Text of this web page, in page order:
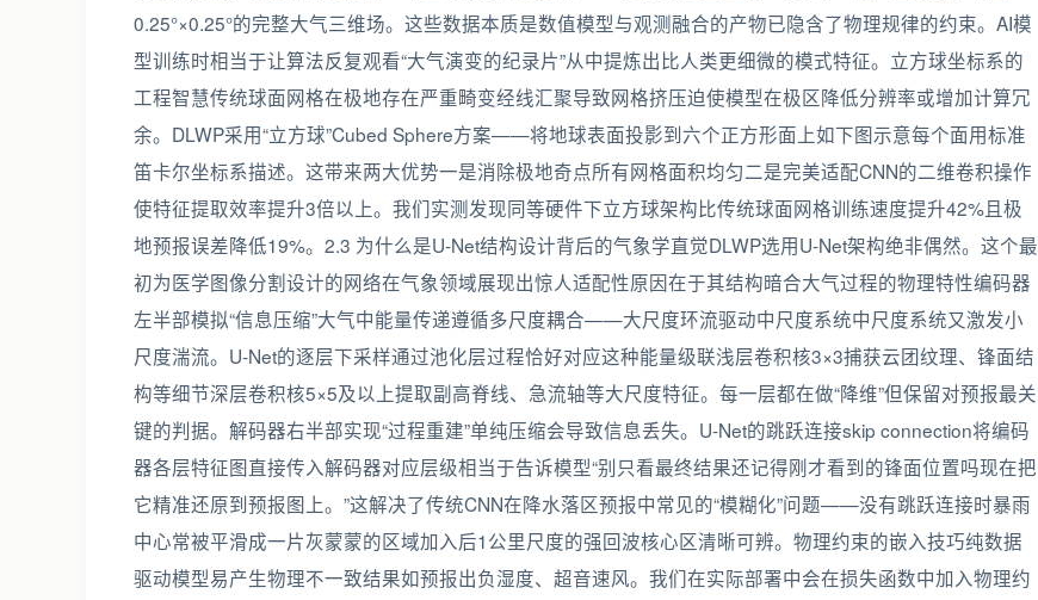
0.25°×0.25°的完整大气三维场。这些数据本质是数值模型与观测融合的产物已隐含了物理规律的约束。AI模
型训练时相当于让算法反复观看“大气演变的纪录片”从中提炼出比人类更细微的模式特征。立方球坐标系的
工程智慧传统球面网格在极地存在严重畸变经线汇聚导致网格挤压迫使模型在极区降低分辨率或增加计算冗
余。DLWP采用“立方球”Cubed Sphere方案——将地球表面投影到六个正方形面上如下图示意每个面用标准
笛卡尔坐标系描述。这带来两大优势一是消除极地奇点所有网格面积均匀二是完美适配CNN的二维卷积操作
使特征提取效率提升3倍以上。我们实测发现同等硬件下立方球架构比传统球面网格训练速度提升42%且极
地预报误差降低19%。2.3 为什么是U-Net结构设计背后的气象学直觉DLWP选用U-Net架构绝非偶然。这个最
初为医学图像分割设计的网络在气象领域展现出惊人适配性原因在于其结构暗合大气过程的物理特性编码器
左半部模拟“信息压缩”大气中能量传递遵循多尺度耦合——大尺度环流驱动中尺度系统中尺度系统又激发小
尺度湍流。U-Net的逐层下采样通过池化层过程恰好对应这种能量级联浅层卷积核3×3捕获云团纹理、锋面结
构等细节深层卷积核5×5及以上提取副高脊线、急流轴等大尺度特征。每一层都在做“降维”但保留对预报最关
键的判据。解码器右半部实现“过程重建”单纯压缩会导致信息丢失。U-Net的跳跃连接skip connection将编码
器各层特征图直接传入解码器对应层级相当于告诉模型“别只看最终结果还记得刚才看到的锋面位置吗现在把
它精准还原到预报图上。”这解决了传统CNN在降水落区预报中常见的“模糊化”问题——没有跳跃连接时暴雨
中心常被平滑成一片灰蒙蒙的区域加入后1公里尺度的强回波核心区清晰可辨。物理约束的嵌入技巧纯数据
驱动模型易产生物理不一致结果如预报出负湿度、超音速风。我们在实际部署中会在损失函数中加入物理约